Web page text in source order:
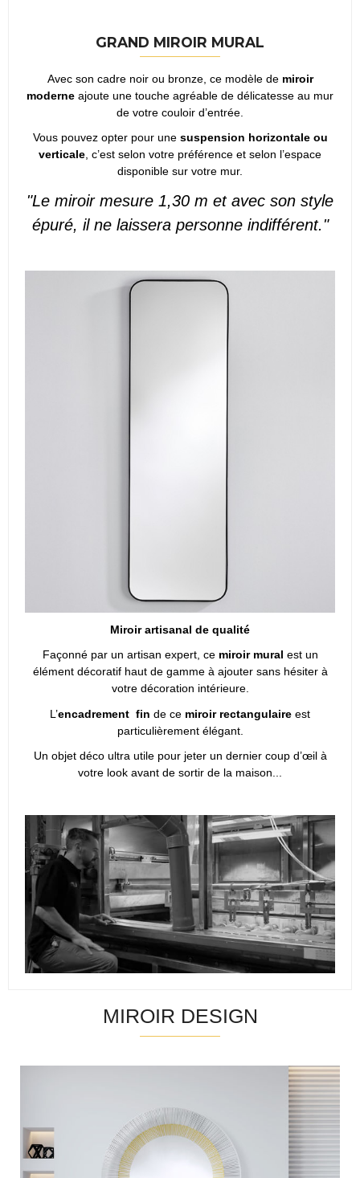
GRAND MIROIR MURAL
Avec son cadre noir ou bronze, ce modèle de miroir
moderne ajoute une touche agréable de délicatesse au mur
de votre couloir d’entrée.
Vous pouvez opter pour une suspension horizontale ou
verticale, c’est selon votre préférence et selon l’espace
disponible sur votre mur.
"Le miroir mesure 1,30 m et avec son style
épuré, il ne laissera personne indifférent."
Miroir artisanal de qualité
Façonné par un artisan expert, ce miroir mural est un
élément décoratif haut de gamme à ajouter sans hésiter à
votre décoration intérieure.
L’encadrement fin de ce miroir rectangulaire est
particulièrement élégant.
Un objet déco ultra utile pour jeter un dernier coup d’œil à
votre look avant de sortir de la maison...
MIROIR DESIGN